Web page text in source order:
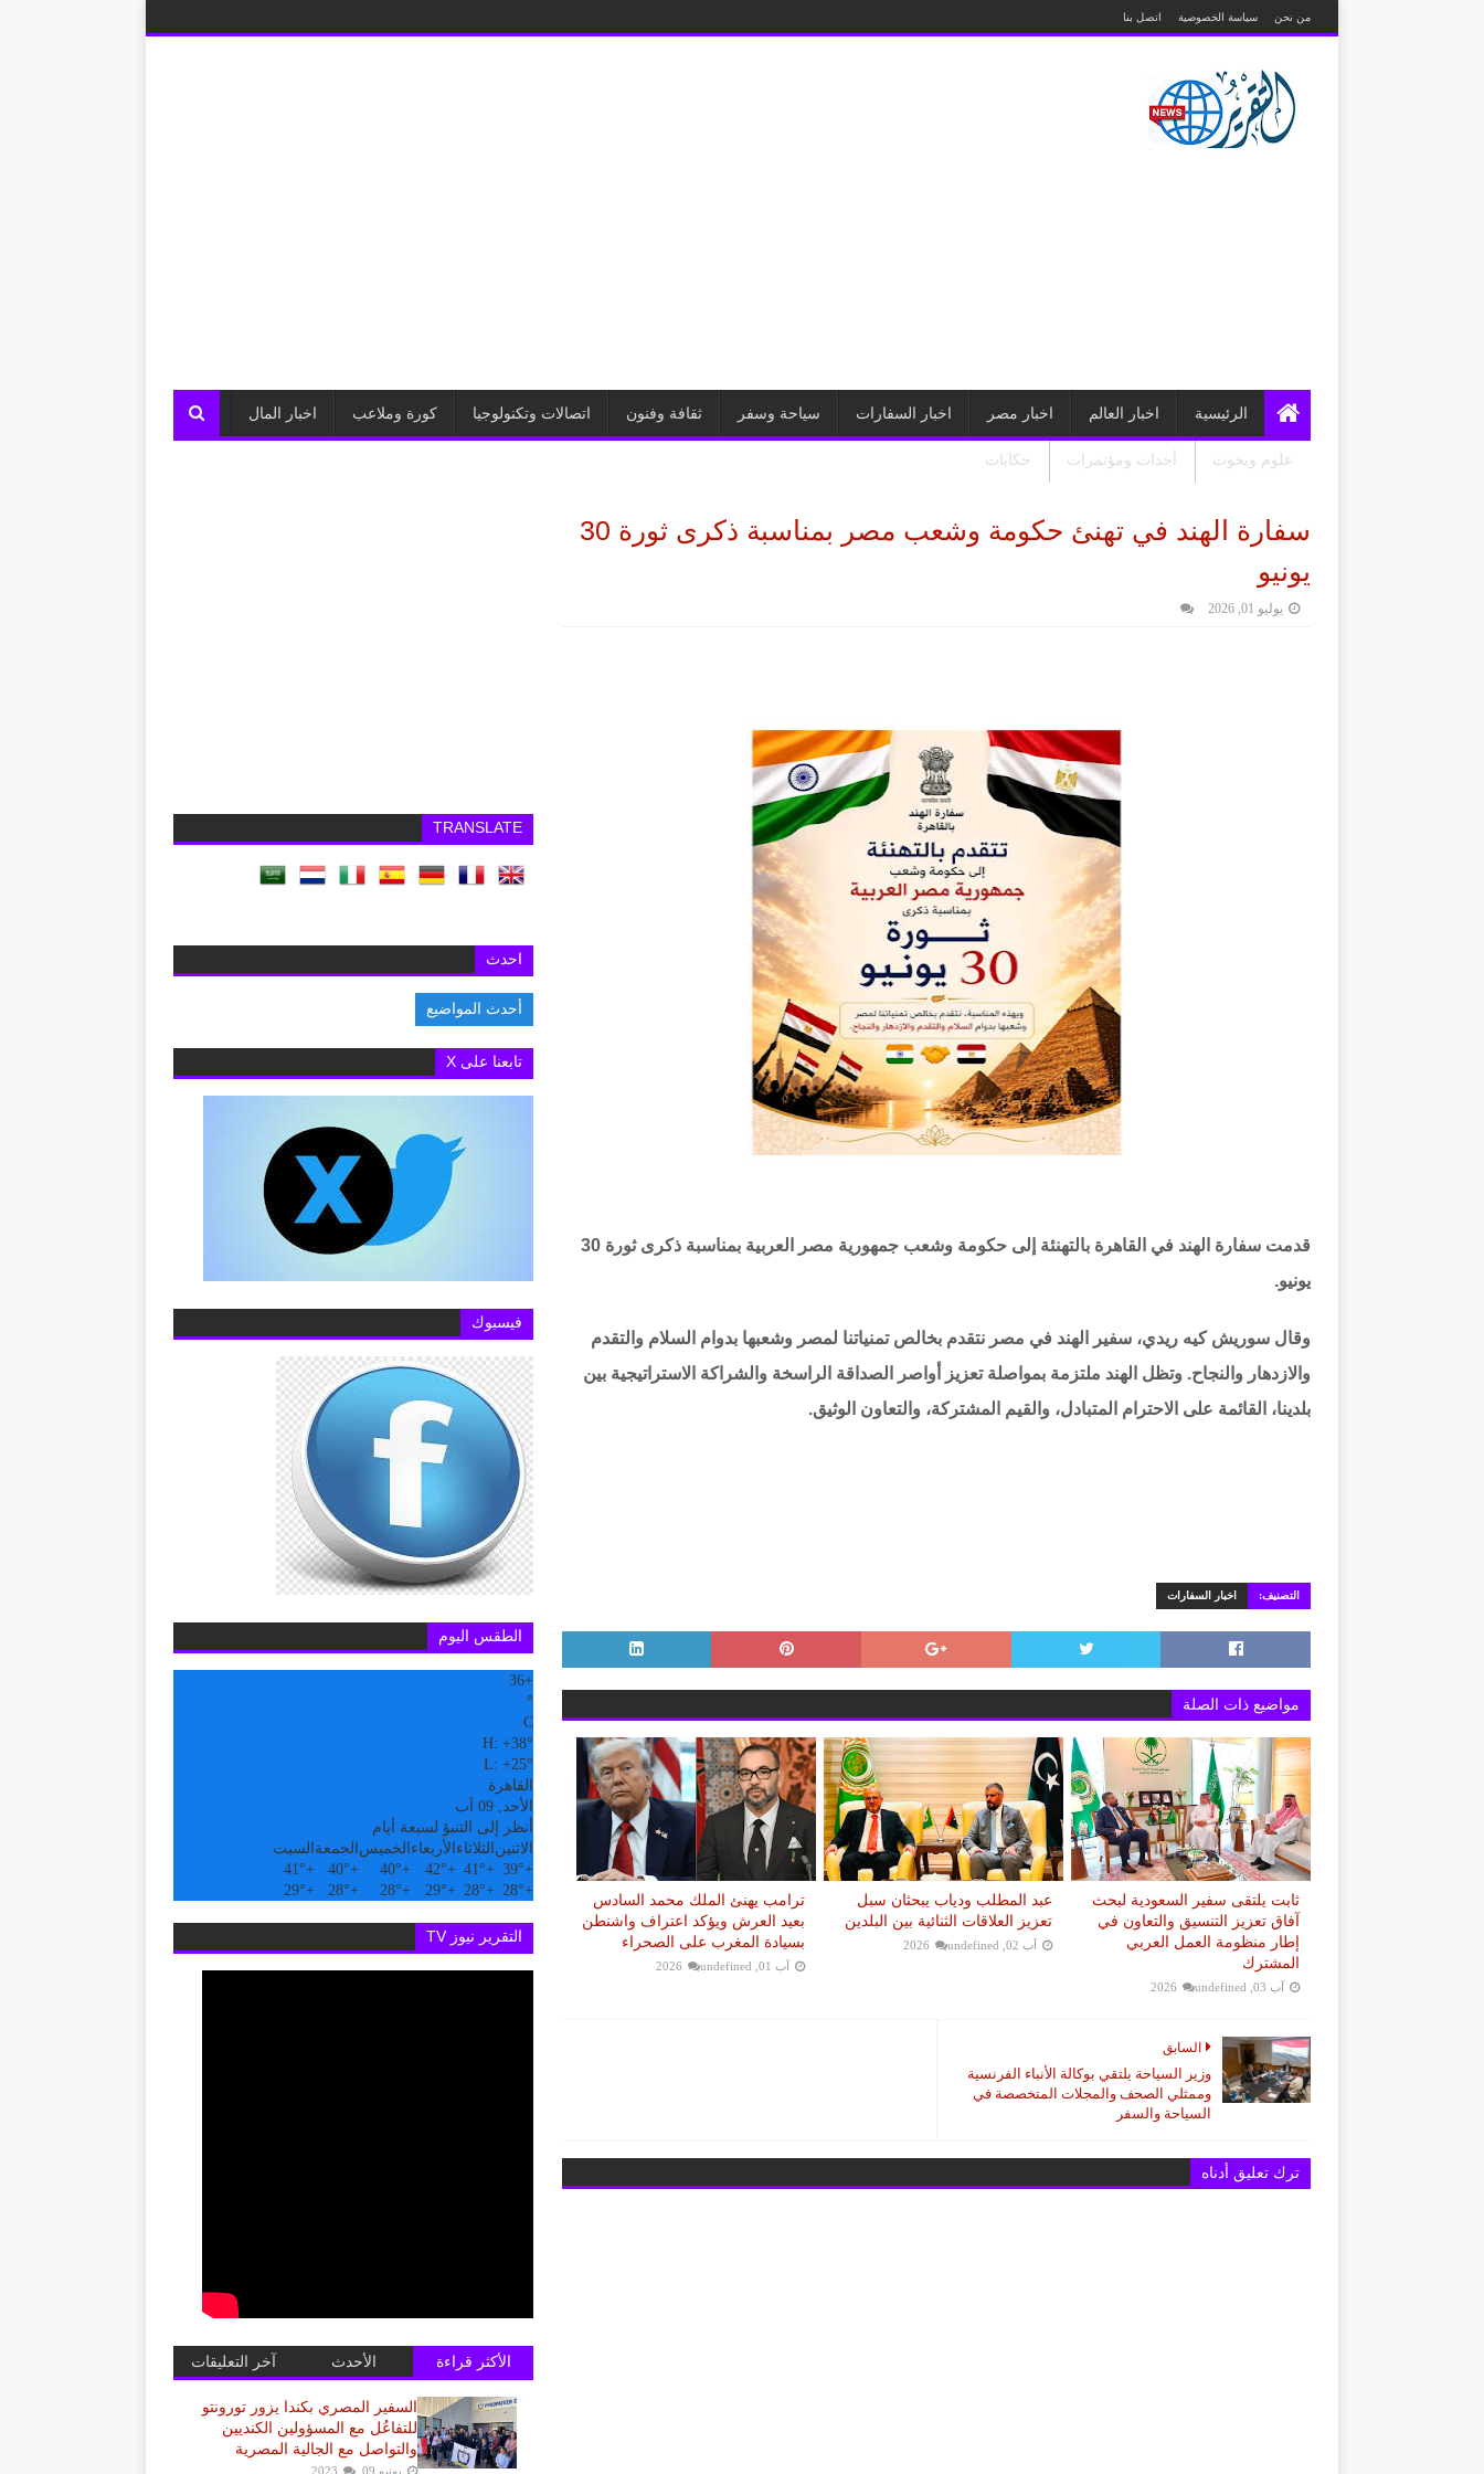
من نحن سياسة الخصوصية اتصل بنا
الرئيسية اخبار العالم اخبار مصر اخبار السفارات سياحة وسفر ثقافة وفنون اتصالات وتكنولوجيا كورة وملاعب اخبار المال
علوم وبحوث أحداث ومؤتمرات حكايات
سفارة الهند في تهنئ حكومة وشعب مصر بمناسبة ذكرى ثورة 30
يونيو
يوليو 01, 2026
قدمت سفارة الهند في القاهرة بالتهنئة إلى حكومة وشعب جمهورية مصر العربية بمناسبة ذكرى ثورة 30
يونيو.
وقال سوريش كيه ريدي، سفير الهند في مصر نتقدم بخالص تمنياتنا لمصر وشعبها بدوام السلام والتقدم
والازدهار والنجاح. وتظل الهند ملتزمة بمواصلة تعزيز أواصر الصداقة الراسخة والشراكة الاستراتيجية بين
بلدينا، القائمة على الاحترام المتبادل، والقيم المشتركة، والتعاون الوثيق.
التصنيف: اخبار السفارات
مواضيع ذات الصلة
ثابت يلتقى سفير السعودية لبحث
آفاق تعزيز التنسيق والتعاون في
إطار منظومة العمل العربي
المشترك
آب 03, 2026 undefined
عبد المطلب ودياب يبحثان سبل
تعزيز العلاقات الثنائية بين البلدين
آب 02, 2026 undefined
ترامب يهنئ الملك محمد السادس
بعيد العرش ويؤكد اعتراف واشنطن
بسيادة المغرب على الصحراء
آب 01, 2026 undefined
السابق
وزير السياحة يلتقي بوكالة الأنباء الفرنسية
وممثلي الصحف والمجلات المتخصصة في
السياحة والسفر
ترك تعليق أدناه
TRANSLATE
احدث
أحدث المواضيع
تابعنا على X
فيسبوك
الطقس اليوم
+
36
°
C
H: +38°
L: +25°
القاهرة
الأحد, 09 آب
أنظر إلى التنبؤ لسبعة أيام
الاثنين الثلاثاء الأربعاء الخميس الجمعة السبت
+
39°
+
41°
+
42°
+
40°
+
40°
+
41°
+
28°
+
28°
+
29°
+
28°
+
28°
+
29°
التقرير نيوز TV
الأكثر قراءة الأحدث آخر التعليقات
السفير المصري بكندا يزور تورونتو
للتفاعُل مع المسؤولين الكنديين
والتواصل مع الجالية المصرية
يونيو 09, 2023